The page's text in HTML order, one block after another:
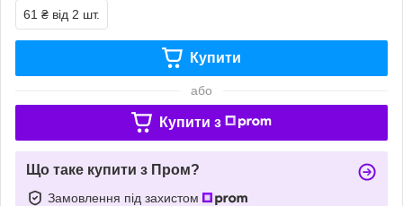
61 ₴ від 2 шт.
Купити
або
Купити з
Що таке купити з Пром?
Замовлення під захистом